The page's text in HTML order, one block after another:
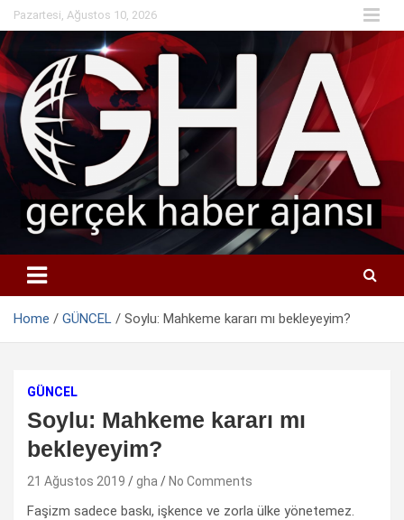
Skip
to
content
Pazartesi, Ağustos 10, 2026
Home GÜNCEL Soylu: Mahkeme kararı mı bekleyeyim?
GÜNCEL
Soylu: Mahkeme kararı mı
bekleyeyim?
21 Ağustos 2019 gha No Comments
Faşizm sadece baskı, işkence ve zorla ülke yönetemez.